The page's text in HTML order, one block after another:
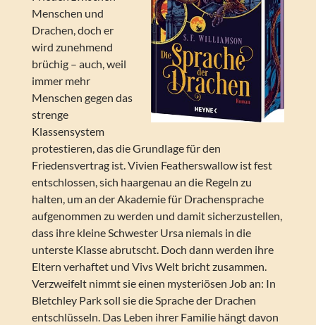
Menschen und
Drachen, doch er
wird zunehmend
brüchig – auch, weil
immer mehr
Menschen gegen das
strenge
Klassensystem
protestieren, das die Grundlage für den
Friedensvertrag ist. Vivien Featherswallow ist fest
entschlossen, sich haargenau an die Regeln zu
halten, um an der Akademie für Drachensprache
aufgenommen zu werden und damit sicherzustellen,
dass ihre kleine Schwester Ursa niemals in die
unterste Klasse abrutscht. Doch dann werden ihre
Eltern verhaftet und Vivs Welt bricht zusammen.
Verzweifelt nimmt sie einen mysteriösen Job an: In
Bletchley Park soll sie die Sprache der Drachen
entschlüsseln. Das Leben ihrer Familie hängt davon